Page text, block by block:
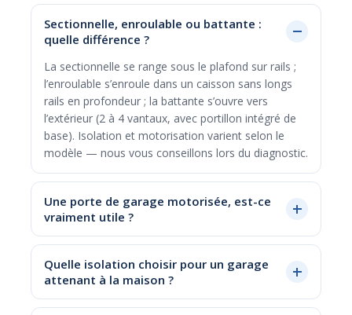
Sectionnelle, enroulable ou battante :
quelle différence ?
La sectionnelle se range sous le plafond sur rails ;
l’enroulable s’enroule dans un caisson sans longs
rails en profondeur ; la battante s’ouvre vers
l’extérieur (2 à 4 vantaux, avec portillon intégré de
base). Isolation et motorisation varient selon le
modèle — nous vous conseillons lors du diagnostic.
Une porte de garage motorisée, est-ce
vraiment utile ?
Quelle isolation choisir pour un garage
attenant à la maison ?